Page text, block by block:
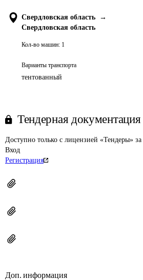
Свердловская область
→
Свердловская область
Кол-во машин: 1
Варианты транспорта
тентованный
Тендерная документация
Доступно только с лицензией «Тендеры»
Вход
Регистрация
Доп. информация